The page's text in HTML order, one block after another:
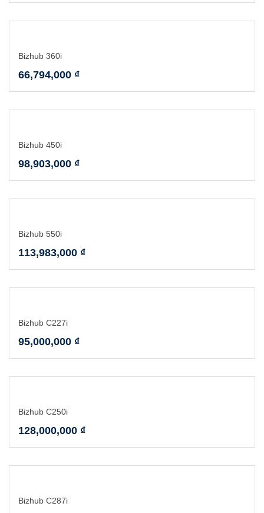
Bizhub 360i
66,794,000 ₫
Bizhub 450i
98,903,000 ₫
Bizhub 550i
113,983,000 ₫
Bizhub C227i
95,000,000 ₫
Bizhub C250i
128,000,000 ₫
Bizhub C287i